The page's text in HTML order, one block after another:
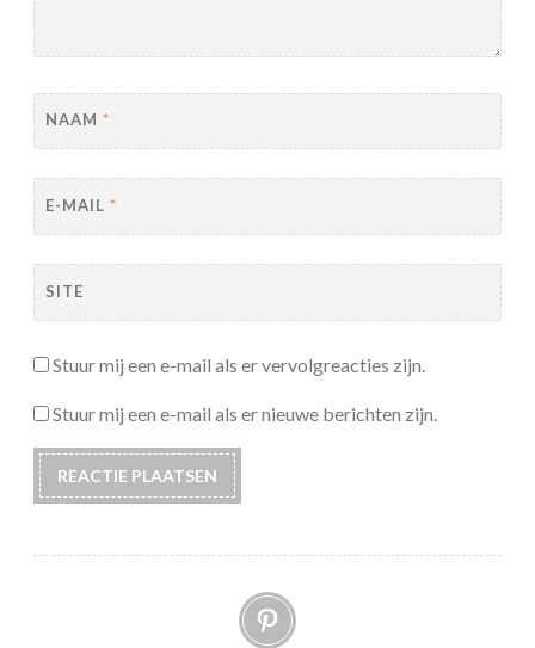
NAAM *
E-MAIL *
SITE
Stuur mij een e-mail als er vervolgreacties zijn.
Stuur mij een e-mail als er nieuwe berichten zijn.
Pinterest